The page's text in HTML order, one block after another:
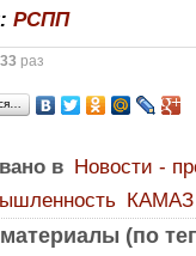
РСПП
раз
в Новости -
КАМАЗ
(по